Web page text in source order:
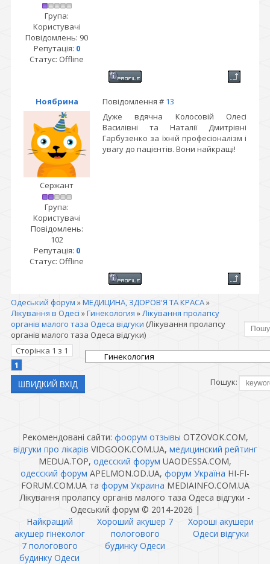
Група:
Користувачі
Повідомлень: 90
Репутація: 0
Статус: Offline
Ноябрина Повідомлення # 13
Сержант
Група:
Користувачі
Повідомлень:
102
Репутація: 0
Статус: Offline
Дуже вдячна Колосовій Олесі
Василівні та Наталії Дмитрівні
Гарбузенко за їхній професіоналізм і
увагу до пацієнтів. Вони найкращі!
Одеський форум »МЕДИЦИНА, ЗДОРОВ'Я ТА КРАСА»
Лікування в Одесі »Гинекология »Лікування пролапсу
органів малого таза Одеса відгуки (Лікування пролапсу
органів малого таза Одеса відгуки)
Сторінка 1 з 1
1
Пошук:
Рекомендовані сайти: фоорум отзывы OTZOVOK.COM,
відгуки про лікарів VIDGOOK.COM.UA, медицинский рейтинг
MEDUA.TOP, одесский форум UAODESSA.COM,
одесский форум APELMON.OD.UA, форум Україна HI-FI-
FORUM.COM.UA та форум Украина MEDIAINFO.COM.UA
Лікування пролапсу органів малого таза Одеса відгуки -
Одеський форум © 2014-2026 |
Найкращий
акушер гінеколог
7 пологового
будинку Одеси
Хороший акушер 7
пологового
будинку Одеси
Хороші акушери
Одеси відгуки